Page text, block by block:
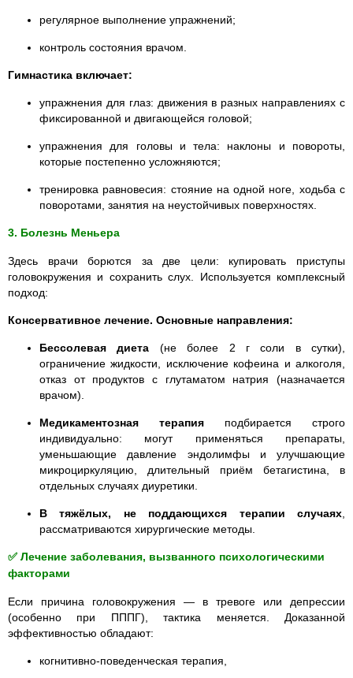
регулярное выполнение упражнений;
контроль состояния врачом.
Гимнастика включает:
упражнения для глаз: движения в разных направлениях с
фиксированной и двигающейся головой;
упражнения для головы и тела: наклоны и повороты,
которые постепенно усложняются;
тренировка равновесия: стояние на одной ноге, ходьба с
поворотами, занятия на неустойчивых поверхностях.
3. Болезнь Меньера
Здесь врачи борются за две цели: купировать приступы
головокружения и сохранить слух. Используется комплексный
подход:
Консервативное лечение. Основные направления:
Бессолевая диета (не более 2 г соли в сутки),
ограничение жидкости, исключение кофеина и алкоголя,
отказ от продуктов с глутаматом натрия (назначается
врачом).
Медикаментозная терапия подбирается строго
индивидуально: могут применяться препараты,
уменьшающие давление эндолимфы и улучшающие
микроциркуляцию, длительный приём бетагистина, в
отдельных случаях диуретики.
В тяжёлых, не поддающихся терапии случаях,
рассматриваются хирургические методы.
✅ Лечение заболевания, вызванного психологическими
факторами
Если причина головокружения — в тревоге или депрессии
(особенно при ПППГ), тактика меняется. Доказанной
эффективностью обладают:
когнитивно-поведенческая терапия,